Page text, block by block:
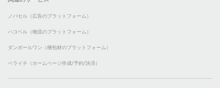
ノバセル（広告のプラットフォーム）
ハコベル（物流のプラットフォーム）
ダンボールワン（梱包材のプラットフォーム）
ペライチ（ホームページ作成/予約/決済）